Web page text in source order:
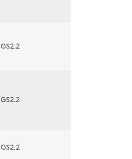
GS2.2
GS2.2
GS2.2